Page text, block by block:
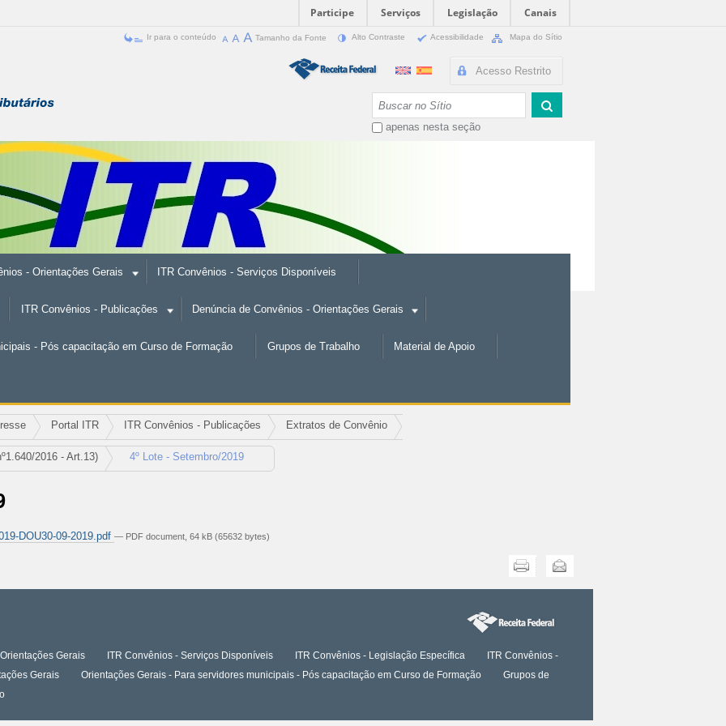
Participe Serviços Legislação
Canais
Ir para o conteúdo Tamanho da Fonte Alto Contraste Acessibilidade Mapa do Sítio
Acesso Restrito
apenas nesta seção
- Orientações Gerais ITR Convênios - Serviços Disponíveis
ITR Convênios - Publicações Denúncia de Convênios - Orientações Gerais
- Pós capacitação em Curso de Formação Grupos de Trabalho Material de Apoio
Portal ITR ITR Convênios - Publicações Extratos de Convênio
2016 - Art.13) 4º Lote - Setembro/2019
DOU30-09-2019.pdf — PDF document, 64 kB (65632 bytes)
Enviar
Gerais ITR Convênios - Serviços Disponíveis ITR Convênios - Legislação Específica
ITR Convênios -
Gerais Orientações Gerais - Para servidores municipais - Pós capacitação em Curso de Formação
Grupos de